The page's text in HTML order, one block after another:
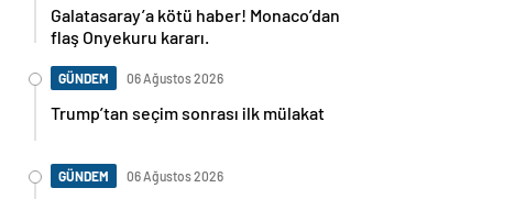
Galatasaray’a kötü haber! Monaco’dan
flaş Onyekuru kararı.
GÜNDEM 06 Ağustos 2026
Trump’tan seçim sonrası ilk mülakat
GÜNDEM 06 Ağustos 2026